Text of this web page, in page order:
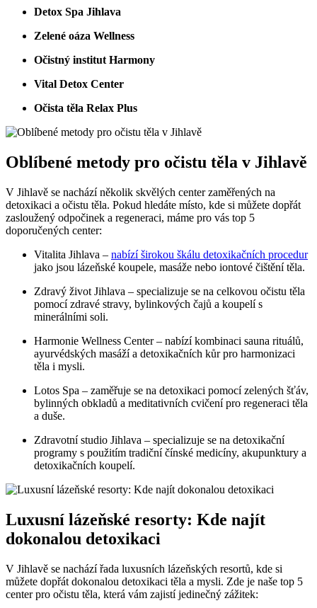
Detox Spa Jihlava
Zelené oáza Wellness
Očistný institut Harmony
Vital Detox Center
Očista těla Relax Plus
Oblíbené metody pro očistu těla v Jihlavě
V Jihlavě se nachází několik skvělých center zaměřených na
detoxikaci a očistu těla. Pokud hledáte místo, kde si můžete dopřát
zasloužený odpočinek a regeneraci, máme pro vás top 5
doporučených center:
Vitalita Jihlava – nabízí širokou škálu detoxikačních procedur
jako jsou lázeňské koupele, masáže nebo iontové čištění těla.
Zdravý život Jihlava – specializuje se na celkovou očistu těla
pomocí zdravé stravy, bylinkových čajů a koupelí s
minerálními soli.
Harmonie Wellness Center – nabízí kombinaci sauna rituálů,
ayurvédských masáží a detoxikačních kůr pro harmonizaci
těla i mysli.
Lotos Spa – zaměřuje se na detoxikaci pomocí zelených šťáv,
bylinných obkladů a meditativních cvičení pro regeneraci těla
a duše.
Zdravotní studio Jihlava – specializuje se na detoxikační
programy s použitím tradiční čínské medicíny, akupunktury a
detoxikačních koupelí.
Luxusní lázeňské resorty: Kde najít
dokonalou detoxikaci
V Jihlavě se nachází řada luxusních lázeňských resortů, kde si
můžete dopřát dokonalou detoxikaci těla a mysli. Zde je naše top 5
center pro očistu těla, která vám zajistí jedinečný zážitek: